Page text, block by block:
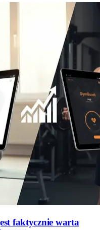
faktycznie warta